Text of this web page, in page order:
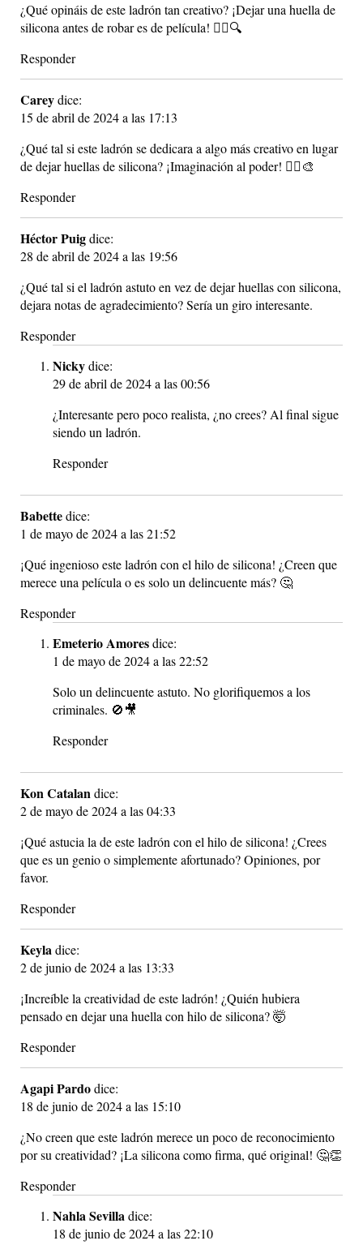
¿Qué opináis de este ladrón tan creativo? ¡Dejar una huella de
silicona antes de robar es de película! 🕵️‍♂️🔍
Responder
Careydice:
15 de abril de 2024 a las 17:13
¿Qué tal si este ladrón se dedicara a algo más creativo en lugar
de dejar huellas de silicona? ¡Imaginación al poder! 🦹‍♂️🎨
Responder
Héctor Puigdice:
28 de abril de 2024 a las 19:56
¿Qué tal si el ladrón astuto en vez de dejar huellas con silicona,
dejara notas de agradecimiento? Sería un giro interesante.
Responder
Nickydice:
29 de abril de 2024 a las 00:56
¿Interesante pero poco realista, ¿no crees? Al final sigue
siendo un ladrón.
Responder
Babettedice:
1 de mayo de 2024 a las 21:52
¡Qué ingenioso este ladrón con el hilo de silicona! ¿Creen que
merece una película o es solo un delincuente más? 🤔
Responder
Emeterio Amoresdice:
1 de mayo de 2024 a las 22:52
Solo un delincuente astuto. No glorifiquemos a los
criminales. 🚫🎥
Responder
Kon Catalandice:
2 de mayo de 2024 a las 04:33
¡Qué astucia la de este ladrón con el hilo de silicona! ¿Crees
que es un genio o simplemente afortunado? Opiniones, por
favor.
Responder
Keyladice:
2 de junio de 2024 a las 13:33
¡Increíble la creatividad de este ladrón! ¿Quién hubiera
pensado en dejar una huella con hilo de silicona? 🤯
Responder
Agapi Pardodice:
18 de junio de 2024 a las 15:10
¿No creen que este ladrón merece un poco de reconocimiento
por su creatividad? ¡La silicona como firma, qué original! 🤔👏
Responder
Nahla Sevilladice:
18 de junio de 2024 a las 22:10